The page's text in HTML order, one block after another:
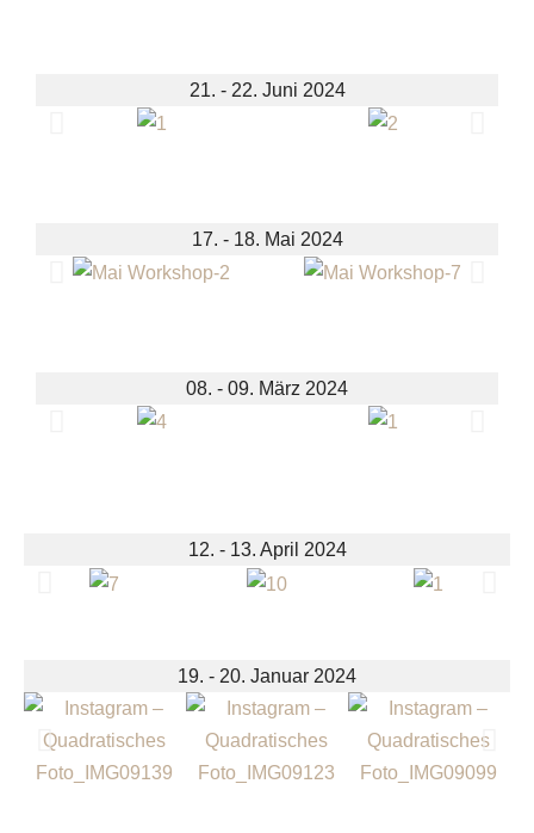
21. - 22. Juni 2024
17. - 18. Mai 2024
08. - 09. März 2024
12. - 13. April 2024
19. - 20. Januar 2024